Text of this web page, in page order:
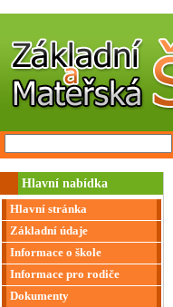
Hlavní nabídka
Hlavní stránka
Základní údaje
Informace o škole
Informace pro rodiče
Dokumenty